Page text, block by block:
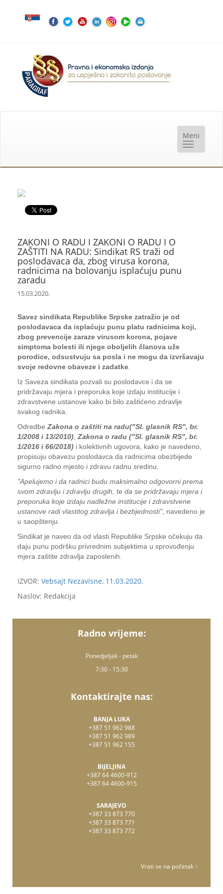
ZAKONI O RADU I ZAKONI O RADU I O
ZAŠTITI NA RADU: Sindikat RS traži od
poslodavaca da, zbog virusa korona,
radnicima na bolovanju isplaćuju punu
zaradu
15.03.2020.
Savez sindikata Republike Srpske zatražio je od
poslodavaca da isplaćuju punu platu radnicima koji,
zbog prevencije zaraze virusom korona, pojave
simptoma bolesti ili njege oboljelih članova uže
porodice, odsustvuju sa posla i ne mogu da izvršavaju
svoje redovne obaveze i zadatke
Iz Saveza sindikata pozvali su poslodavce i da se
pridržavaju mjera i preporuka koje izdaju institucije i
zdravstvene ustanove kako bi bilo zaštićeno zdravlje
svakog radnika.
Odredbe Zakona o zaštiti na radu("Sl. glasnik RS", br.
1/2008 i 13/2010) Zakona o radu ("Sl. glasnik RS", br.
1/2016 i 66/2018) i kolektivnih ugovora, kako je navedeno,
propisuju obavezu poslodavca da radnicima obezbijede
sigurno radno mjesto i zdravu radnu sredinu.
"Apelujemo i da radnici budu maksimalno odgovorni prema
svom zdravlju i zdravlju drugih, te da se pridržavaju mjera i
preporuka koje izdaju nadležne institucije i zdravstvene
ustanove radi vlastitog zdravlja i bezbjednosti", navedeno je
u saopštenju.
Sindikat je naveo da od vlasti Republike Srpske očekuju da
daju punu podršku privrednim subjektima u sprovođenju
mjera zaštite zdravlja zaposlenih.
IZVOR: Vebsajt Nezavisne, 11.03.2020.
Naslov: Redakcija
Radno vrijeme:
Ponedjeljak - petak
7:30 - 15:30
Kontaktirajte nas:
BANJA LUKA
+387 51 962 988
+387 51 962 989
+387 51 962 155
BIJELJINA
+387 64 4600-912
+387 64 4600-915
SARAJEVO
+387 33 873 770
+387 33 873 771
+387 33 873 772
Vrati se na početak ↑